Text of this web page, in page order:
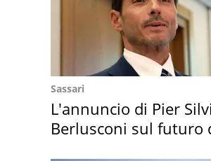
Sassari
L'annuncio di Pier
Berlusconi sul futuro